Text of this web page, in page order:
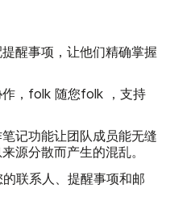
醒事项，让他们精确掌握
，folk 随您folk ，支持
记功能让团队成员能无缝
源分散而产生的混乱。
的联系人、提醒事项和邮